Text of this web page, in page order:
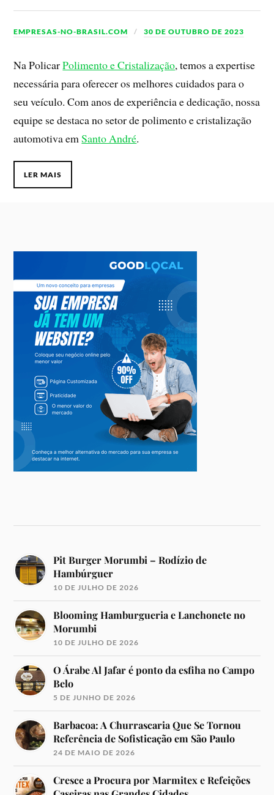
EMPRESAS-NO-BRASIL.COM 30 DE OUTUBRO DE 2023
Na PolicarPolimento e Cristalização, temos a expertise
necessária para oferecer os melhores cuidados para o
seu veículo. Com anos de experiência e dedicação, nossa
equipe se destaca no setor de polimento e cristalização
automotiva emSanto André.
LER MAIS
Pit Burger Morumbi – Rodízio de
Hambúrguer
10 DE JULHO DE 2026
Blooming Hamburgueria e Lanchonete no
Morumbi
10 DE JULHO DE 2026
O Árabe Al Jafar é ponto da esfiha no Campo
Belo
5 DE JUNHO DE 2026
Barbacoa: A Churrascaria Que Se Tornou
Referência de Sofisticação em São Paulo
24 DE MAIO DE 2026
Cresce a Procura por Marmitex e Refeições